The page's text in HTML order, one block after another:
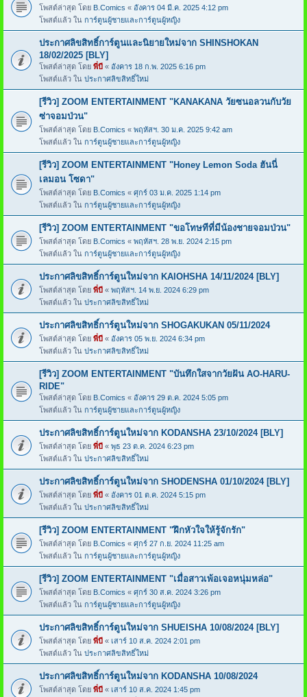
โพสต์ล่าสุด โดย B.Comics « อังคาร 04 มี.ค. 2025 4:12 pm
โพสต์แล้ว ใน การ์ตูนผู้ชายและการ์ตูนผู้หญิง
ประกาศลิขสิทธิ์การ์ตูนและนิยายใหม่จาก SHINSHOKAN
18/02/2025 [BLY]
โพสต์ล่าสุด โดย พี่บี « อังคาร 18 ก.พ. 2025 6:16 pm
โพสต์แล้ว ใน ประกาศลิขสิทธิ์ใหม่
[รีวิว] ZOOM ENTERTAINMENT "KANAKANA วัยซนอลวนกับวัย
ซ่าจอมป่วน"
โพสต์ล่าสุด โดย B.Comics « พฤหัสฯ. 30 ม.ค. 2025 9:42 am
โพสต์แล้ว ใน การ์ตูนผู้ชายและการ์ตูนผู้หญิง
[รีวิว] ZOOM ENTERTAINMENT "Honey Lemon Soda ฮันนี่
เลมอน โซดา"
โพสต์ล่าสุด โดย B.Comics « ศุกร์ 03 ม.ค. 2025 1:14 pm
โพสต์แล้ว ใน การ์ตูนผู้ชายและการ์ตูนผู้หญิง
[รีวิว] ZOOM ENTERTAINMENT "ขอโทษทีที่มีน้องชายจอมป่วน"
โพสต์ล่าสุด โดย B.Comics « พฤหัสฯ. 28 พ.ย. 2024 2:15 pm
โพสต์แล้ว ใน การ์ตูนผู้ชายและการ์ตูนผู้หญิง
ประกาศลิขสิทธิ์การ์ตูนใหม่จาก KAIOHSHA 14/11/2024 [BLY]
โพสต์ล่าสุด โดย พี่บี « พฤหัสฯ. 14 พ.ย. 2024 6:29 pm
โพสต์แล้ว ใน ประกาศลิขสิทธิ์ใหม่
ประกาศลิขสิทธิ์การ์ตูนใหม่จาก SHOGAKUKAN 05/11/2024
โพสต์ล่าสุด โดย พี่บี « อังคาร 05 พ.ย. 2024 6:34 pm
โพสต์แล้ว ใน ประกาศลิขสิทธิ์ใหม่
[รีวิว] ZOOM ENTERTAINMENT "บันทึกใสจากวัยฝัน AO-HARU-
RIDE"
โพสต์ล่าสุด โดย B.Comics « อังคาร 29 ต.ค. 2024 5:05 pm
โพสต์แล้ว ใน การ์ตูนผู้ชายและการ์ตูนผู้หญิง
ประกาศลิขสิทธิ์การ์ตูนใหม่จาก KODANSHA 23/10/2024 [BLY]
โพสต์ล่าสุด โดย พี่บี « พุธ 23 ต.ค. 2024 6:23 pm
โพสต์แล้ว ใน ประกาศลิขสิทธิ์ใหม่
ประกาศลิขสิทธิ์การ์ตูนใหม่จาก SHODENSHA 01/10/2024 [BLY]
โพสต์ล่าสุด โดย พี่บี « อังคาร 01 ต.ค. 2024 5:15 pm
โพสต์แล้ว ใน ประกาศลิขสิทธิ์ใหม่
[รีวิว] ZOOM ENTERTAINMENT "ฝึกหัวใจให้รู้จักรัก"
โพสต์ล่าสุด โดย B.Comics « ศุกร์ 27 ก.ย. 2024 11:25 am
โพสต์แล้ว ใน การ์ตูนผู้ชายและการ์ตูนผู้หญิง
[รีวิว] ZOOM ENTERTAINMENT "เมื่อสาวเพ้อเจอหนุ่มหล่อ"
โพสต์ล่าสุด โดย B.Comics « ศุกร์ 30 ส.ค. 2024 3:26 pm
โพสต์แล้ว ใน การ์ตูนผู้ชายและการ์ตูนผู้หญิง
ประกาศลิขสิทธิ์การ์ตูนใหม่จาก SHUEISHA 10/08/2024 [BLY]
โพสต์ล่าสุด โดย พี่บี « เสาร์ 10 ส.ค. 2024 2:01 pm
โพสต์แล้ว ใน ประกาศลิขสิทธิ์ใหม่
ประกาศลิขสิทธิ์การ์ตูนใหม่จาก KODANSHA 10/08/2024
โพสต์ล่าสุด โดย พี่บี « เสาร์ 10 ส.ค. 2024 1:45 pm